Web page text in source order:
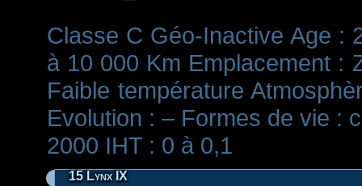
Classe C Géo-Inactive Age :
à 10 000 Km Emplacement :
Faible température
Evolution : – Formes de vie :
2000 IHT : 0 à 0,1
15 Lynx IX